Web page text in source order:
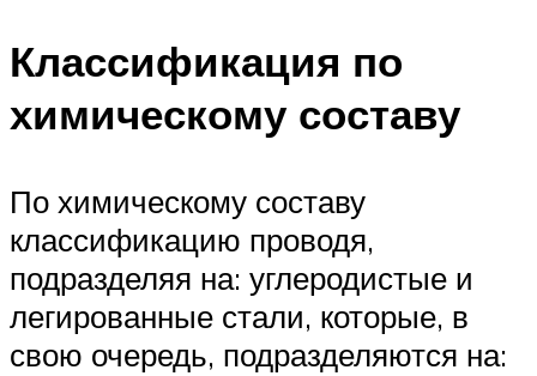
Классификация по
химическому составу
По химическому составу
классификацию проводя,
подразделяя на: углеродистые и
легированные стали, которые, в
свою очередь, подразделяются на: